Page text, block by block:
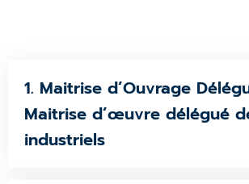
1. Maitrise d’Ouvrage
Maitrise d’œuvre délégué
industriels